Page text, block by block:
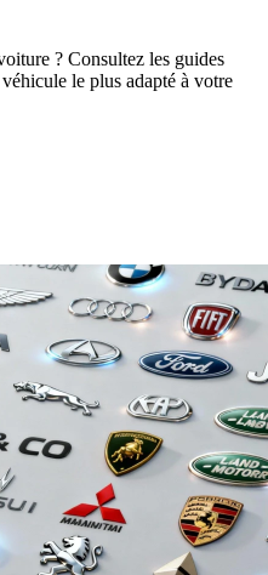
? Consultez les guides
le plus adapté à votre